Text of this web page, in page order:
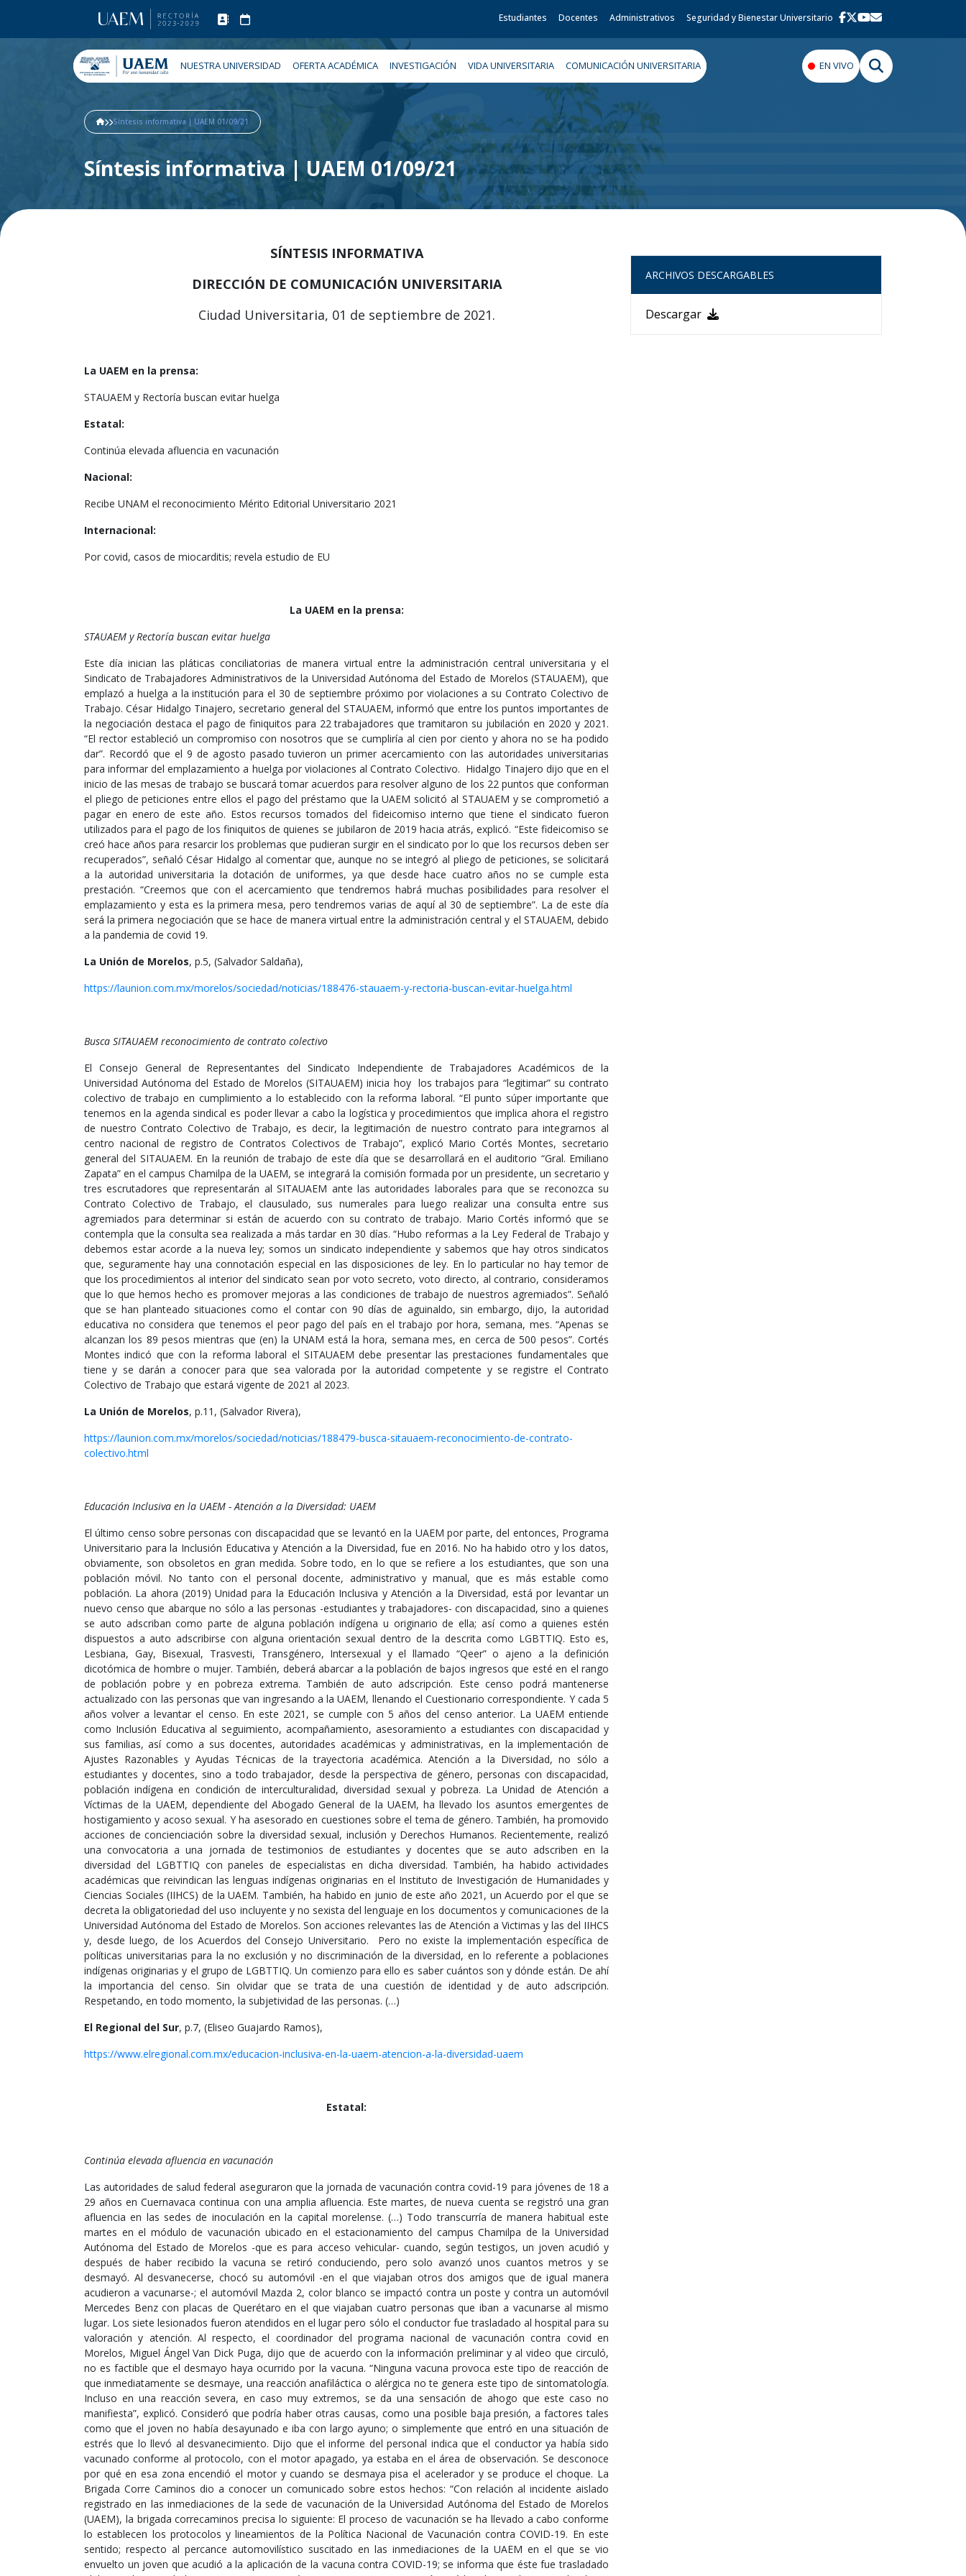
Estudiantes Docentes Administrativos Seguridad y Bienestar Universitario
NUESTRA UNIVERSIDAD OFERTA ACADÉMICA INVESTIGACIÓN VIDA UNIVERSITARIA COMUNICACIÓN UNIVERSITARIA EN VIVO
Síntesis informativa | UAEM 01/09/21
Síntesis informativa | UAEM 01/09/21
SÍNTESIS INFORMATIVA
DIRECCIÓN DE COMUNICACIÓN UNIVERSITARIA
Ciudad Universitaria, 01 de septiembre de 2021.
La UAEM en la prensa:
STAUAEM y Rectoría buscan evitar huelga
Estatal:
Continúa elevada afluencia en vacunación
Nacional:
Recibe UNAM el reconocimiento Mérito Editorial Universitario 2021
Internacional:
Por covid, casos de miocarditis; revela estudio de EU
La UAEM en la prensa:
STAUAEM y Rectoría buscan evitar huelga
Este día inician las pláticas conciliatorias de manera virtual entre la administración central universitaria y el
Sindicato de Trabajadores Administrativos de la Universidad Autónoma del Estado de Morelos (STAUAEM), que
emplazó a huelga a la institución para el 30 de septiembre próximo por violaciones a su Contrato Colectivo de
Trabajo. César Hidalgo Tinajero, secretario general del STAUAEM, informó que entre los puntos importantes de
la negociación destaca el pago de finiquitos para 22 trabajadores que tramitaron su jubilación en 2020 y 2021.
“El rector estableció un compromiso con nosotros que se cumpliría al cien por ciento y ahora no se ha podido
dar”. Recordó que el 9 de agosto pasado tuvieron un primer acercamiento con las autoridades universitarias
para informar del emplazamiento a huelga por violaciones al Contrato Colectivo. Hidalgo Tinajero dijo que en el
inicio de las mesas de trabajo se buscará tomar acuerdos para resolver alguno de los 22 puntos que conforman
el pliego de peticiones entre ellos el pago del préstamo que la UAEM solicitó al STAUAEM y se comprometió a
pagar en enero de este año. Estos recursos tomados del fideicomiso interno que tiene el sindicato fueron
utilizados para el pago de los finiquitos de quienes se jubilaron de 2019 hacia atrás, explicó. “Este fideicomiso se
creó hace años para resarcir los problemas que pudieran surgir en el sindicato por lo que los recursos deben ser
recuperados”, señaló César Hidalgo al comentar que, aunque no se integró al pliego de peticiones, se solicitará
a la autoridad universitaria la dotación de uniformes, ya que desde hace cuatro años no se cumple esta
prestación. “Creemos que con el acercamiento que tendremos habrá muchas posibilidades para resolver el
emplazamiento y esta es la primera mesa, pero tendremos varias de aquí al 30 de septiembre”. La de este día
será la primera negociación que se hace de manera virtual entre la administración central y el STAUAEM, debido
a la pandemia de covid 19.
La Unión de Morelos, p.5, (Salvador Saldaña),
https://launion.com.mx/morelos/sociedad/noticias/188476-stauaem-y-rectoria-buscan-evitar-huelga.html
Busca SITAUAEM reconocimiento de contrato colectivo
El Consejo General de Representantes del Sindicato Independiente de Trabajadores Académicos de la
Universidad Autónoma del Estado de Morelos (SITAUAEM) inicia hoy los trabajos para “legitimar” su contrato
colectivo de trabajo en cumplimiento a lo establecido con la reforma laboral. “El punto súper importante que
tenemos en la agenda sindical es poder llevar a cabo la logística y procedimientos que implica ahora el registro
de nuestro Contrato Colectivo de Trabajo, es decir, la legitimación de nuestro contrato para integrarnos al
centro nacional de registro de Contratos Colectivos de Trabajo”, explicó Mario Cortés Montes, secretario
general del SITAUAEM. En la reunión de trabajo de este día que se desarrollará en el auditorio “Gral. Emiliano
Zapata” en el campus Chamilpa de la UAEM, se integrará la comisión formada por un presidente, un secretario y
tres escrutadores que representarán al SITAUAEM ante las autoridades laborales para que se reconozca su
Contrato Colectivo de Trabajo, el clausulado, sus numerales para luego realizar una consulta entre sus
agremiados para determinar si están de acuerdo con su contrato de trabajo. Mario Cortés informó que se
contempla que la consulta sea realizada a más tardar en 30 días. “Hubo reformas a la Ley Federal de Trabajo y
debemos estar acorde a la nueva ley; somos un sindicato independiente y sabemos que hay otros sindicatos
que, seguramente hay una connotación especial en las disposiciones de ley. En lo particular no hay temor de
que los procedimientos al interior del sindicato sean por voto secreto, voto directo, al contrario, consideramos
que lo que hemos hecho es promover mejoras a las condiciones de trabajo de nuestros agremiados”. Señaló
que se han planteado situaciones como el contar con 90 días de aguinaldo, sin embargo, dijo, la autoridad
educativa no considera que tenemos el peor pago del país en el trabajo por hora, semana, mes. “Apenas se
alcanzan los 89 pesos mientras que (en) la UNAM está la hora, semana mes, en cerca de 500 pesos”. Cortés
Montes indicó que con la reforma laboral el SITAUAEM debe presentar las prestaciones fundamentales que
tiene y se darán a conocer para que sea valorada por la autoridad competente y se registre el Contrato
Colectivo de Trabajo que estará vigente de 2021 al 2023.
La Unión de Morelos, p.11, (Salvador Rivera),
https://launion.com.mx/morelos/sociedad/noticias/188479-busca-sitauaem-reconocimiento-de-contrato-
colectivo.html
Educación Inclusiva en la UAEM - Atención a la Diversidad: UAEM
El último censo sobre personas con discapacidad que se levantó en la UAEM por parte, del entonces, Programa
Universitario para la Inclusión Educativa y Atención a la Diversidad, fue en 2016. No ha habido otro y los datos,
obviamente, son obsoletos en gran medida. Sobre todo, en lo que se refiere a los estudiantes, que son una
población móvil. No tanto con el personal docente, administrativo y manual, que es más estable como
población. La ahora (2019) Unidad para la Educación Inclusiva y Atención a la Diversidad, está por levantar un
nuevo censo que abarque no sólo a las personas -estudiantes y trabajadores- con discapacidad, sino a quienes
se auto adscriban como parte de alguna población indígena u originario de ella; así como a quienes estén
dispuestos a auto adscribirse con alguna orientación sexual dentro de la descrita como LGBTTIQ. Esto es,
Lesbiana, Gay, Bisexual, Trasvesti, Transgénero, Intersexual y el llamado “Qeer” o ajeno a la definición
dicotómica de hombre o mujer. También, deberá abarcar a la población de bajos ingresos que esté en el rango
de población pobre y en pobreza extrema. También de auto adscripción. Este censo podrá mantenerse
actualizado con las personas que van ingresando a la UAEM, llenando el Cuestionario correspondiente. Y cada 5
años volver a levantar el censo. En este 2021, se cumple con 5 años del censo anterior. La UAEM entiende
como Inclusión Educativa al seguimiento, acompañamiento, asesoramiento a estudiantes con discapacidad y
sus familias, así como a sus docentes, autoridades académicas y administrativas, en la implementación de
Ajustes Razonables y Ayudas Técnicas de la trayectoria académica. Atención a la Diversidad, no sólo a
estudiantes y docentes, sino a todo trabajador, desde la perspectiva de género, personas con discapacidad,
población indígena en condición de interculturalidad, diversidad sexual y pobreza. La Unidad de Atención a
Víctimas de la UAEM, dependiente del Abogado General de la UAEM, ha llevado los asuntos emergentes de
hostigamiento y acoso sexual. Y ha asesorado en cuestiones sobre el tema de género. También, ha promovido
acciones de concienciación sobre la diversidad sexual, inclusión y Derechos Humanos. Recientemente, realizó
una convocatoria a una jornada de testimonios de estudiantes y docentes que se auto adscriben en la
diversidad del LGBTTIQ con paneles de especialistas en dicha diversidad. También, ha habido actividades
académicas que reivindican las lenguas indígenas originarias en el Instituto de Investigación de Humanidades y
Ciencias Sociales (IIHCS) de la UAEM. También, ha habido en junio de este año 2021, un Acuerdo por el que se
decreta la obligatoriedad del uso incluyente y no sexista del lenguaje en los documentos y comunicaciones de la
Universidad Autónoma del Estado de Morelos. Son acciones relevantes las de Atención a Victimas y las del IIHCS
y, desde luego, de los Acuerdos del Consejo Universitario. Pero no existe la implementación específica de
políticas universitarias para la no exclusión y no discriminación de la diversidad, en lo referente a poblaciones
indígenas originarias y el grupo de LGBTTIQ. Un comienzo para ello es saber cuántos son y dónde están. De ahí
la importancia del censo. Sin olvidar que se trata de una cuestión de identidad y de auto adscripción.
Respetando, en todo momento, la subjetividad de las personas. (…)
El Regional del Sur, p.7, (Eliseo Guajardo Ramos),
https://www.elregional.com.mx/educacion-inclusiva-en-la-uaem-atencion-a-la-diversidad-uaem
Estatal:
Continúa elevada afluencia en vacunación
Las autoridades de salud federal aseguraron que la jornada de vacunación contra covid-19 para jóvenes de 18 a
29 años en Cuernavaca continua con una amplia afluencia. Este martes, de nueva cuenta se registró una gran
afluencia en las sedes de inoculación en la capital morelense. (…) Todo transcurría de manera habitual este
martes en el módulo de vacunación ubicado en el estacionamiento del campus Chamilpa de la Universidad
Autónoma del Estado de Morelos -que es para acceso vehicular- cuando, según testigos, un joven acudió y
después de haber recibido la vacuna se retiró conduciendo, pero solo avanzó unos cuantos metros y se
desmayó. Al desvanecerse, chocó su automóvil -en el que viajaban otros dos amigos que de igual manera
acudieron a vacunarse-; el automóvil Mazda 2, color blanco se impactó contra un poste y contra un automóvil
Mercedes Benz con placas de Querétaro en el que viajaban cuatro personas que iban a vacunarse al mismo
lugar. Los siete lesionados fueron atendidos en el lugar pero sólo el conductor fue trasladado al hospital para su
valoración y atención. Al respecto, el coordinador del programa nacional de vacunación contra covid en
Morelos, Miguel Ángel Van Dick Puga, dijo que de acuerdo con la información preliminar y al video que circuló,
no es factible que el desmayo haya ocurrido por la vacuna. “Ninguna vacuna provoca este tipo de reacción de
que inmediatamente se desmaye, una reacción anafiláctica o alérgica no te genera este tipo de sintomatología.
Incluso en una reacción severa, en caso muy extremos, se da una sensación de ahogo que este caso no
manifiesta”, explicó. Consideró que podría haber otras causas, como una posible baja presión, a factores tales
como que el joven no había desayunado e iba con largo ayuno; o simplemente que entró en una situación de
estrés que lo llevó al desvanecimiento. Dijo que el informe del personal indica que el conductor ya había sido
vacunado conforme al protocolo, con el motor apagado, ya estaba en el área de observación. Se desconoce
por qué en esa zona encendió el motor y cuando se desmaya pisa el acelerador y se produce el choque. La
Brigada Corre Caminos dio a conocer un comunicado sobre estos hechos: “Con relación al incidente aislado
registrado en las inmediaciones de la sede de vacunación de la Universidad Autónoma del Estado de Morelos
(UAEM), la brigada correcaminos precisa lo siguiente: El proceso de vacunación se ha llevado a cabo conforme
lo establecen los protocolos y lineamientos de la Política Nacional de Vacunación contra COVID-19. En este
sentido; respecto al percance automovilístico suscitado en las inmediaciones de la UAEM en el que se vio
envuelto un joven que acudió a la aplicación de la vacuna contra COVID-19; se informa que éste fue trasladado
ARCHIVOS DESCARGABLES
Descargar